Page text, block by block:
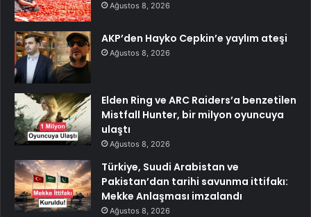
Ağustos 8, 2026
AKP’den Hayko Cepkin’e yaylım ateşi
Ağustos 8, 2026
Elden Ring ve ARC Raiders’a benzetilen
Mistfall Hunter, bir milyon oyuncuya
ulaştı
Ağustos 8, 2026
Türkiye, Suudi Arabistan ve
Pakistan’dan tarihi savunma ittifakı:
Mekke Anlaşması imzalandı
Ağustos 8, 2026